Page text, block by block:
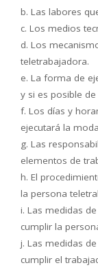
b. Las labores
c. Los medios
d. Los
teletrabajadora.
e. La forma de
y si es posible de
f. Los días y
ejecutará la
g. Las
elementos de
h. El
la persona
i. Las medidas
cumplir la
j. Las medidas
cumplir el